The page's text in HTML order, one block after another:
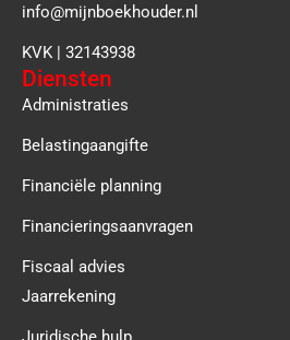
info@mijnboekhouder.nl
KVK | 32143938
Diensten
Administraties
Belastingaangifte
Financiële planning
Financieringsaanvragen
Fiscaal advies
Jaarrekening